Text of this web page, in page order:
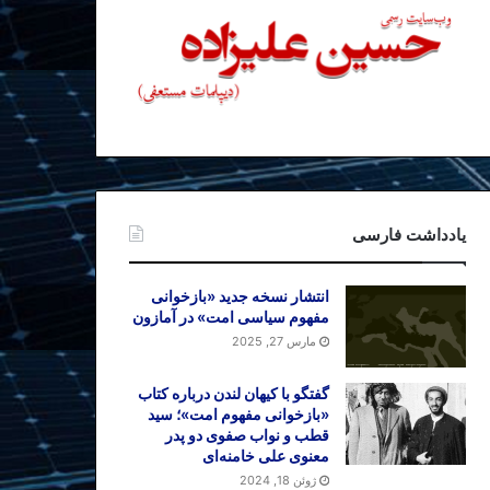
یادداشت فارسی
انتشار نسخه جدید «بازخوانی
مفهوم سیاسی امت» در آمازون
مارس 27, 2025
گفتگو با کیهان لندن درباره کتاب
«بازخوانی مفهوم امت»؛ سید
قطب و نواب صفوی دو پدر
معنوی علی خامنه‌ای
ژوئن 18, 2024